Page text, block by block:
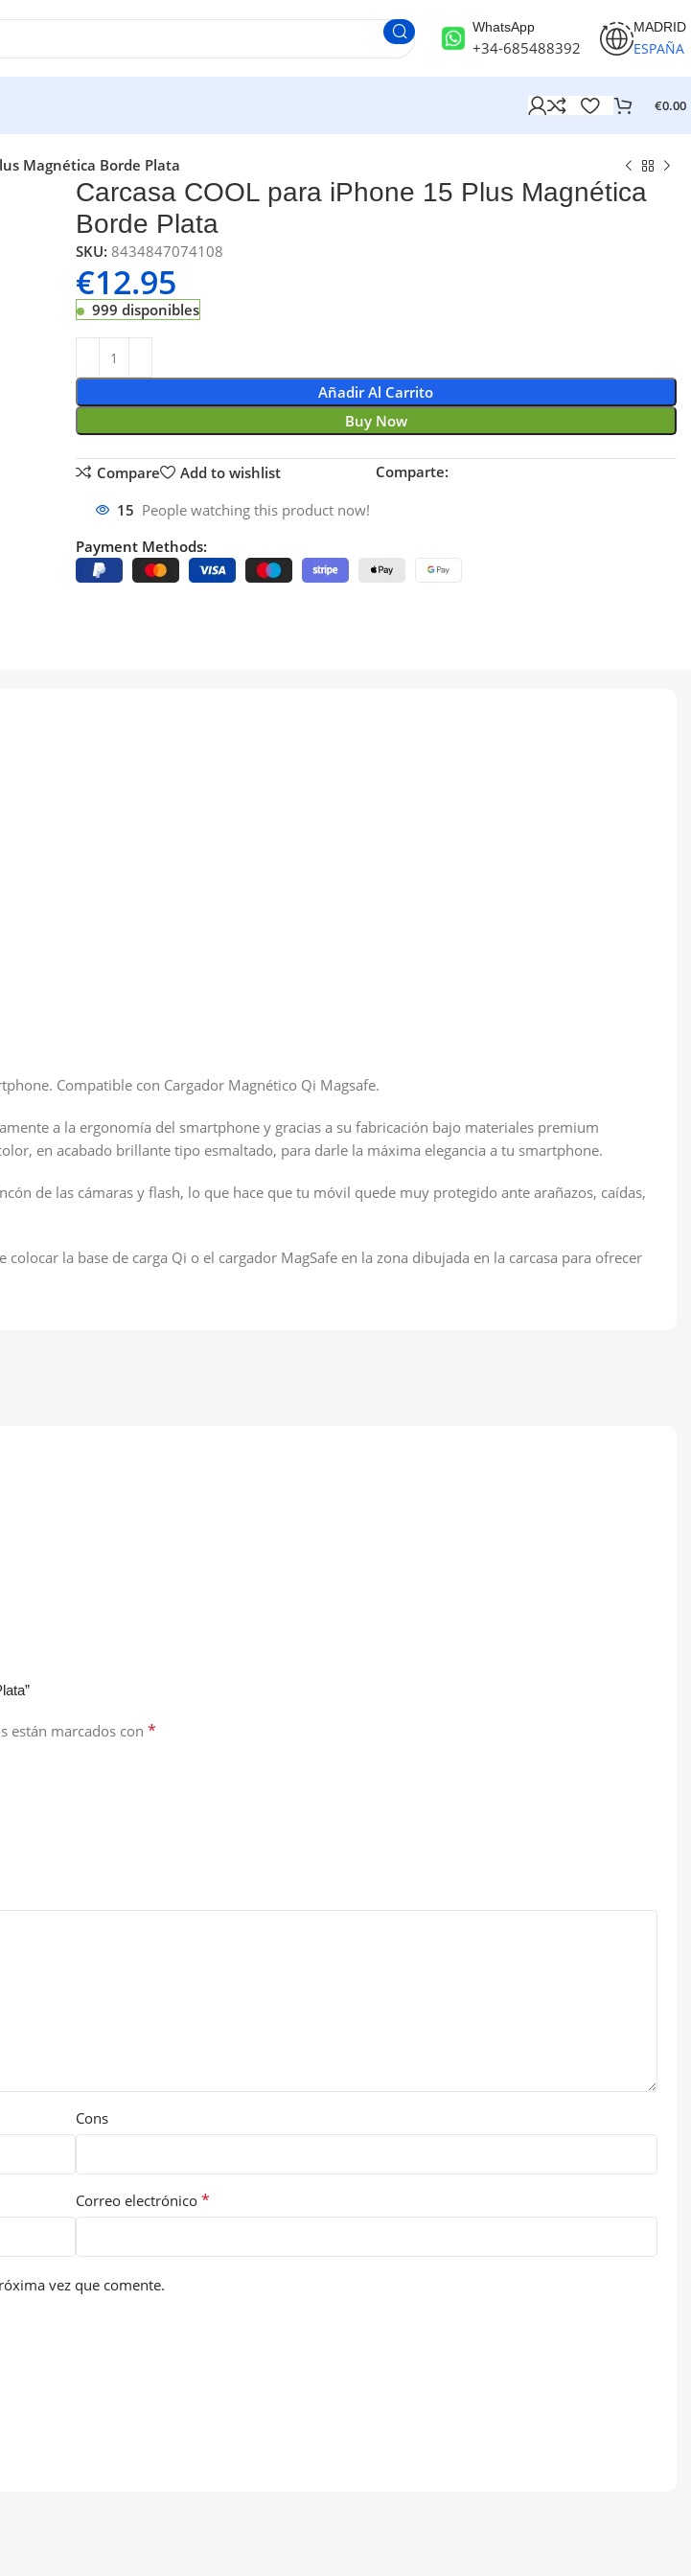
WhatsApp
+34-685488392
MADRID
ESPAÑA
€0.00
Magnética Borde Plata
Carcasa COOL para iPhone 15 Plus Magnética
Borde Plata
SKU: 8434847074108
€12.95
999 disponibles
Añadir Al Carrito
Buy Now
Compare Add to wishlist Comparte:
15 People watching this product now!
Payment Methods:
Compatible con Cargador Magnético Qi Magsafe.
a la ergonomía del smartphone y gracias a su fabricación bajo materiales premium
en acabado brillante tipo esmaltado, para darle la máxima elegancia a tu smartphone.
de las cámaras y flash, lo que hace que tu móvil quede muy protegido ante arañazos, caídas,
la base de carga Qi o el cargador MagSafe en la zona dibujada en la carcasa para ofrecer
están marcados con *
Cons
Correo electrónico *
vez que comente.